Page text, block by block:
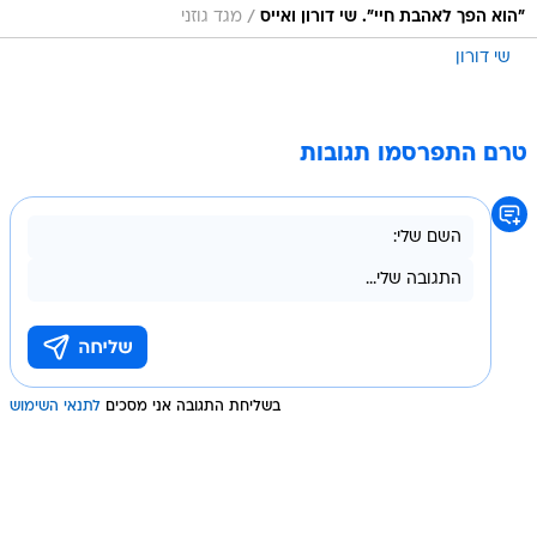
"הוא הפך לאהבת חיי". שי דורון ואייס / מגד גוזני
שי דורון
טרם התפרסמו תגובות
בשליחת התגובה אני מסכים לתנאי השימוש